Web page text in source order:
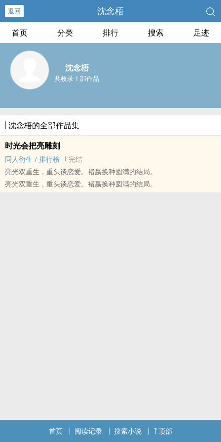
返回 沈念梧
首页 分类 排行 搜索 足迹
沈念梧
共收录 1 部作品
沈念梧的全部作品集
时光会把亮雕刻
同人衍生 / 排行榜
完结
亮光双重生，重头谈恋爱。褚嬴换种圆满的结局。
亮光双重生，重头谈恋爱。褚嬴换种圆满的结局。
首页 阅读记录 搜索小说 顶部